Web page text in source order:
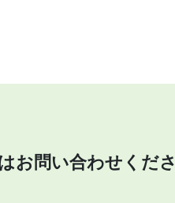
お問い合わせくだ